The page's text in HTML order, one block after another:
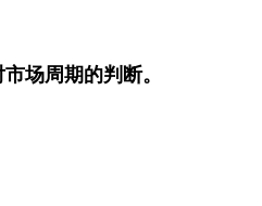
场周期的判断。